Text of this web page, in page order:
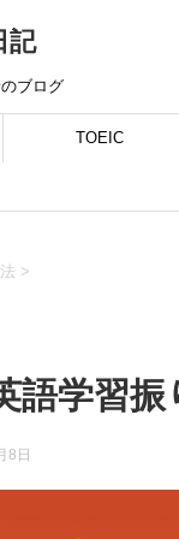
記
ブログ
TOEIC
>
語学習振
8日